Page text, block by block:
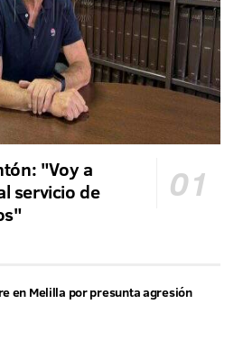
"Voy a
servicio de
en Melilla por presunta agresión